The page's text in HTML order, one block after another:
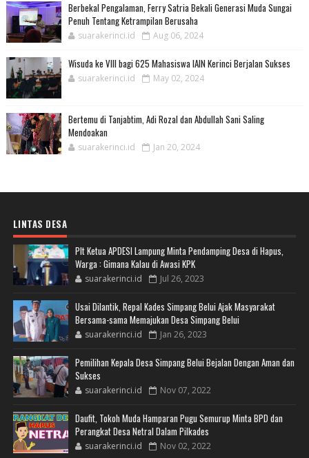
Berbekal Pengalaman, Ferry Satria Bekali Generasi Muda Sungai
Penuh Tentang Ketrampilan Berusaha
suarakerinci.id Aug 06, 2024
Wisuda ke VIII bagi 625 Mahasiswa IAIN Kerinci Berjalan Sukses
suarakerinci.id May 02, 2024
Bertemu di Tanjabtim, Adi Rozal dan Abdullah Sani Saling
Mendoakan
suarakerinci.id Jan 20, 2024
LINTAS DESA
Plt Ketua APDESI Lampung Minta Pendamping Desa di Hapus,
Warga : Gimana Kalau di Awasi KPK
suarakerinci.id Jul 26, 2023
Usai Dilantik, Repal Kades Simpang Belui Ajak Masyarakat
Bersama-sama Memajukan Desa Simpang Belui
suarakerinci.id Jan 26, 2023
Pemilihan Kepala Desa Simpang Belui Bejalan Dengan Aman dan
Sukses
suarakerinci.id Nov 07, 2022
Daufit, Tokoh Muda Hamparan Pugu Semurup Minta BPD dan
Perangkat Desa Netral Dalam Pilkades
suarakerinci.id Nov 02, 2022